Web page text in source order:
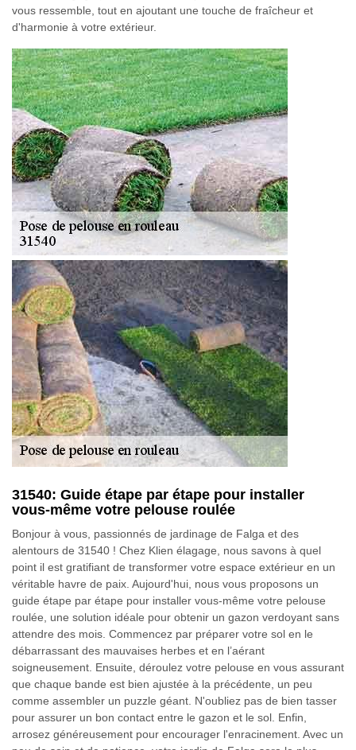
vous ressemble, tout en ajoutant une touche de fraîcheur et
d'harmonie à votre extérieur.
31540: Guide étape par étape pour installer
vous-même votre pelouse roulée
Bonjour à vous, passionnés de jardinage de Falga et des
alentours de 31540 ! Chez Klien élagage, nous savons à quel
point il est gratifiant de transformer votre espace extérieur en un
véritable havre de paix. Aujourd'hui, nous vous proposons un
guide étape par étape pour installer vous-même votre pelouse
roulée, une solution idéale pour obtenir un gazon verdoyant sans
attendre des mois. Commencez par préparer votre sol en le
débarrassant des mauvaises herbes et en l’aérant
soigneusement. Ensuite, déroulez votre pelouse en vous assurant
que chaque bande est bien ajustée à la précédente, un peu
comme assembler un puzzle géant. N'oubliez pas de bien tasser
pour assurer un bon contact entre le gazon et le sol. Enfin,
arrosez généreusement pour encourager l'enracinement. Avec un